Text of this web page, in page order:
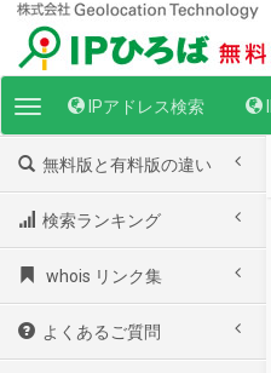
Toggle
navigation
IPアドレス検索
無料版と有料版の違い
検索ランキング
whois リンク集
よくあるご質問